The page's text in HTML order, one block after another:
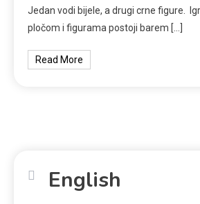
Jedan vodi bijele, a drugi crne figure.
pločom i figurama postoji barem […]
Read More
English